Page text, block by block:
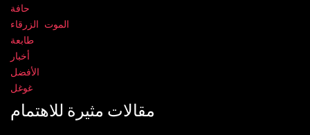
حافة
الموت الزرقاء
طابعة
أخبار
الأفضل
غوغل
مقالات مثيرة للاهتمام